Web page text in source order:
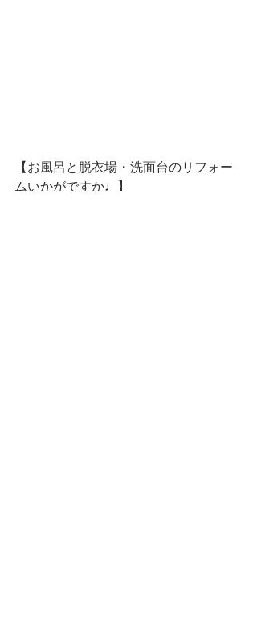
【お風呂と脱衣場・洗面台のリフォー
ムいかがですか♩】